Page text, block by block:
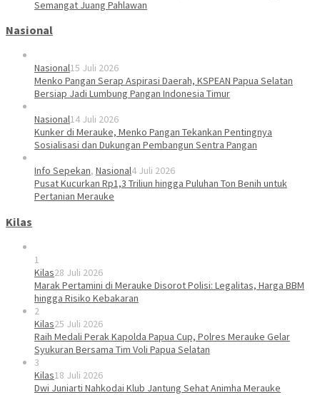
Semangat Juang Pahlawan
Nasional
Nasional15 Juli 2026
Menko Pangan Serap Aspirasi Daerah, KSPEAN Papua Selatan
Bersiap Jadi Lumbung Pangan Indonesia Timur
Nasional14 Juli 2026
Kunker di Merauke, Menko Pangan Tekankan Pentingnya
Sosialisasi dan Dukungan Pembangun Sentra Pangan
Info Sepekan, Nasional4 Juli 2026
Pusat Kucurkan Rp1,3 Triliun hingga Puluhan Ton Benih untuk
Pertanian Merauke
Kilas
1
Kilas28 Juli 2026
Marak Pertamini di Merauke Disorot Polisi: Legalitas, Harga BBM
hingga Risiko Kebakaran
2
Kilas25 Juli 2026
Raih Medali Perak Kapolda Papua Cup, Polres Merauke Gelar
Syukuran Bersama Tim Voli Papua Selatan
3
Kilas18 Juli 2026
Dwi Juniarti Nahkodai Klub Jantung Sehat Animha Merauke